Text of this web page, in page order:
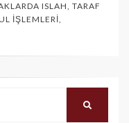
ISLAH, TARAF
İŞLEMLERI,